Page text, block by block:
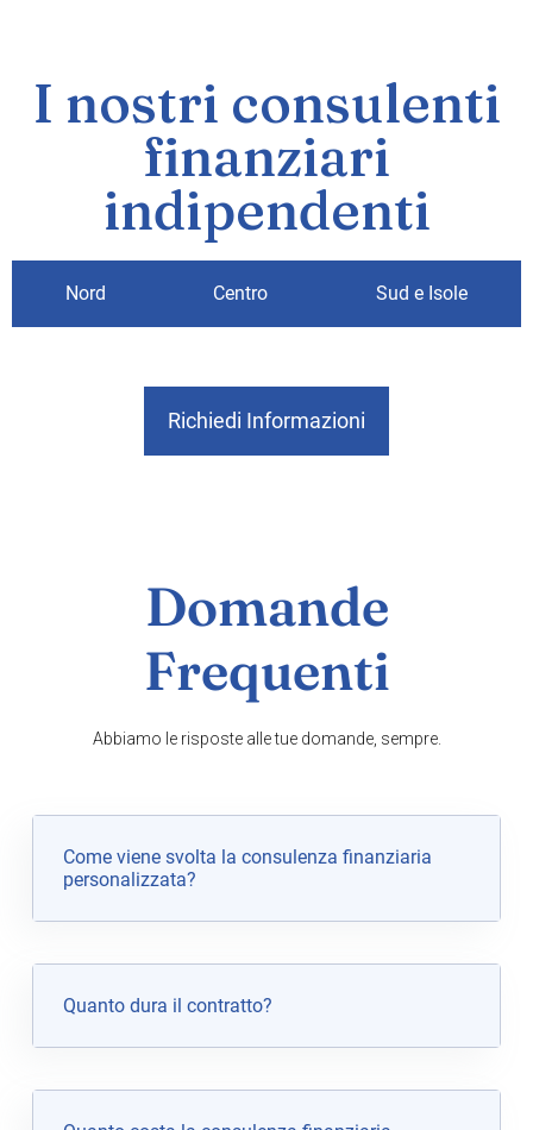
I nostri consulenti
finanziari
indipendenti
Nord Centro Sud e Isole
Richiedi Informazioni
Domande
Frequenti
Abbiamo le risposte alle tue domande, sempre.
Come viene svolta la consulenza finanziaria
personalizzata?
Quanto dura il contratto?